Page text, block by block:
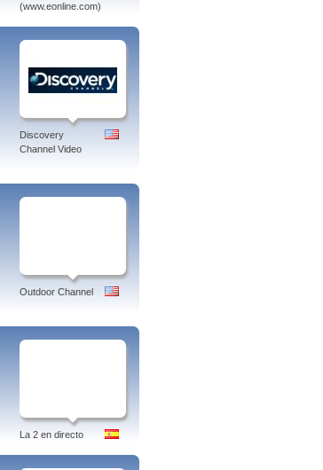
(www.eonline.com)
Discovery
Channel Video
Outdoor Channel
La 2 en directo